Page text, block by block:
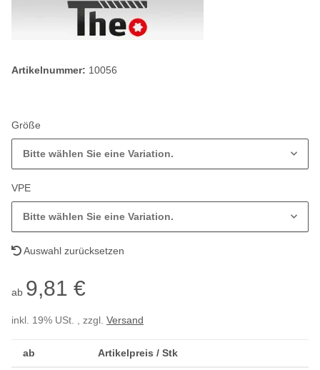
Artikelnummer: 10056
Größe
Bitte wählen Sie eine Variation.
VPE
Bitte wählen Sie eine Variation.
Auswahl zurücksetzen
ab 9,81 €
inkl. 19% USt. , zzgl. Versand
ab Artikelpreis / Stk